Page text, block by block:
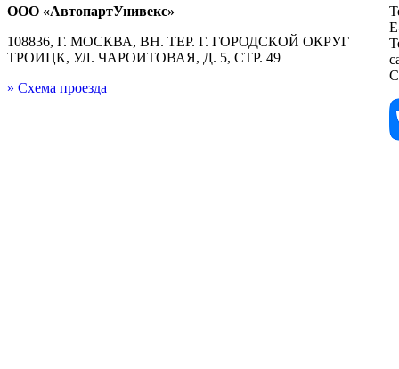
ООО «АвтопартУнивекс»
108836, Г. МОСКВА, ВН. ТЕР. Г. ГОРОДСКОЙ ОКРУГ
ТРОИЦК, УЛ. ЧАРОИТОВАЯ, Д. 5, СТР. 49
» Схема проезда